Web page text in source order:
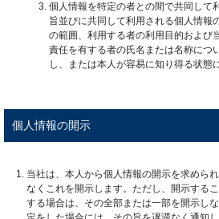
個人情報を特定の者との間で共同して
旨並びに共同して利用される個人情報
の範囲、利用する者の利用目的および
責任を有する者の氏名または名称につ
し、または本人が容易に知り得る状態
個人情報の開示
当社は、本人から個人情報の開示を求めら
なくこれを開示します。ただし、開示する
する場合は、その全部または一部を開示し